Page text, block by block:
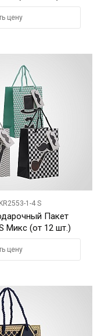
цену
1-4 S
Пакет
Микс (от 12 шт.)
цену